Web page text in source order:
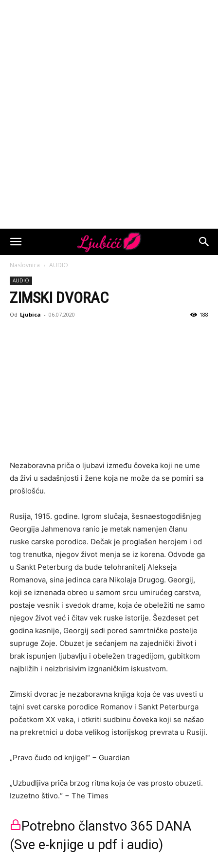
Naslovnica AUDIO
AUDIO
ZIMSKI DVORAC
Od Ljubica - 06.07.2020 188
Nezaboravna priča o ljubavi između čoveka koji ne ume
da živi u sadašnjosti i žene koja ne može da se pomiri sa
prošlošću.
Rusija, 1915. godine. Igrom slučaja, šesnaestogodišnjeg
Georgija Jahmenova ranio je metak namenjen članu
ruske carske porodice. Dečak je proglašen herojem i od
tog trenutka, njegov život menja se iz korena. Odvode ga
u Sankt Peterburg da bude telohranitelj Alekseja
Romanova, sina jedinca cara Nikolaja Drugog. Georgij,
koji se iznenada obreo u samom srcu umirućeg carstva,
postaje vesnik i svedok drame, koja će obeležiti ne samo
njegov život već i čitav vek ruske istorije. Šezdeset pet
godina kasnije, Georgij sedi pored samrtničke postelje
supruge Zoje. Obuzet je sećanjem na zajednički život i
brak ispunjen ljubavlju i obeležen tragedijom, gubitkom
najbližih i neizbrisivim izgnaničkim iskustvom.
Zimski dvorac je nezaboravna knjiga koja će vas uvesti u
tajni svet carske porodice Romanov i Sankt Peterburga
početkom XX veka, i otkriti sudbinu čoveka koji se našao
na prekretnici u doba velikog istorijskog prevrata u Rusiji.
„Pravo čudo od knjige!“ − Guardian
„Uzbudljiva priča brzog ritma koja će vas prosto obuzeti.
Izuzetno štivo.“ − The Times
Potrebno članstvo 365 DANA
(Sve e-knjige u pdf i audio)